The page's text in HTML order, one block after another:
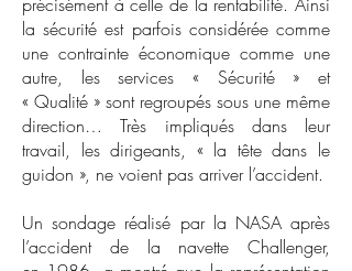
la sécurité est parfois considérée comme
une contrainte économique comme une
autre, les services « Sécurité » et
« Qualité » sont regroupés sous une même
direction… Très impliqués dans leur
travail, les dirigeants, « la tête dans le
guidon », ne voient pas arriver l’accident.
Un sondage réalisé par la NASA après
l’accident de la navette Challenger,